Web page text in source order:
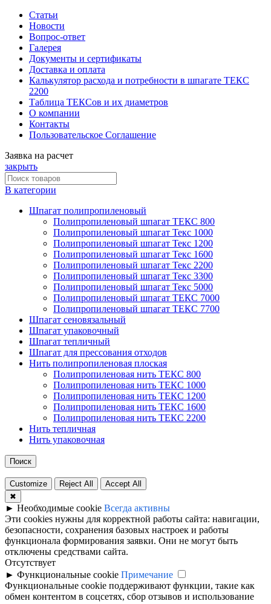
Статьи
Новости
Вопрос-ответ
Галерея
Документы и сертификаты
Доставка и оплата
Калькулятор расхода и потребности в шпагате ТЕКС
2200
Таблица ТЕКСов и их диаметров
О компании
Контакты
Пользовательское Соглашение
Заявка на расчет
закрыть
В категории
Шпагат полипропиленовый
Полипропиленовый шпагат ТЕКС 800
Полипропиленовый шпагат Текс 1000
Полипропиленовый шпагат Текс 1200
Полипропиленовый шпагат Текс 1600
Полипропиленовый шпагат Текс 2200
Полипропиленовый шпагат Текс 3300
Полипропиленовый шпагат Текс 5000
Полипропиленовый шпагат ТЕКС 7000
Полипропиленовый шпагат ТЕКС 7700
Шпагат сеновязальный
Шпагат упаковочный
Шпагат тепличный
Шпагат для прессования отходов
Нить полипропиленовая плоская
Полипропиленовая нить ТЕКС 800
Полипропиленовая нить ТЕКС 1000
Полипропиленовая нить ТЕКС 1200
Полипропиленовая нить ТЕКС 1600
Полипропиленовая нить ТЕКС 2200
Нить тепличная
Нить упаковочная
Поиск
Customize Reject All
Accept All
✖
► Необходимые cookie Всегда активны
Эти cookies нужны для корректной работы сайта: навигации,
безопасности, сохранения базовых настроек и работы
функционала формирования заявки. Они не могут быть
отключены средствами сайта.
Отсутствует
► Функциональные cookie Примечание
Функциональные cookie поддерживают функции, такие как
обмен контентом в соцсетях, сбор отзывов и использование